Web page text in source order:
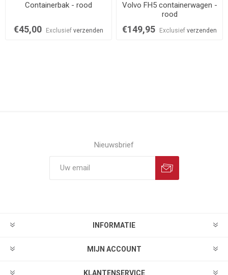
Containerbak - rood
€45,00 Exclusief verzenden
Volvo FH5 containerwagen -
rood
€149,95 Exclusiefverzenden
Nieuwsbrief
INFORMATIE
MIJN ACCOUNT
KLANTENSERVICE